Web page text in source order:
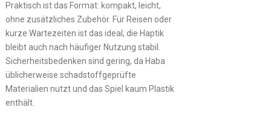
Praktisch ist das Format: kompakt, leicht,
ohne zusätzliches Zubehör. Für Reisen oder
kurze Wartezeiten ist das ideal; die Haptik
bleibt auch nach häufiger Nutzung stabil.
Sicherheitsbedenken sind gering, da Haba
üblicherweise schadstoffgeprüfte
Materialien nutzt und das Spiel kaum Plastik
enthält.